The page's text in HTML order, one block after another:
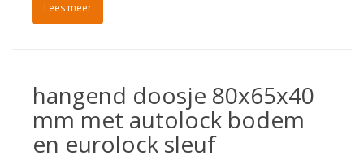
Lees meer
hangend doosje 80x65x40
mm met autolock bodem
en eurolock sleuf